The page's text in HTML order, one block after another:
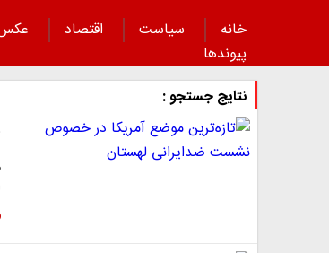
خانه سیاست اقتصاد
پیوند‌ها
نتایج جستجو :